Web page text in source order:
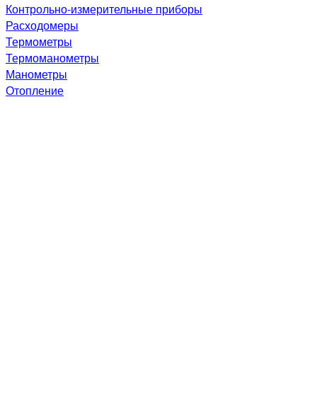
Контрольно-измерительные приборы
Расходомеры
Термометры
Термоманометры
Манометры
Отопление